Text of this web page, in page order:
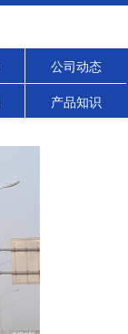
公司动态
产品知识